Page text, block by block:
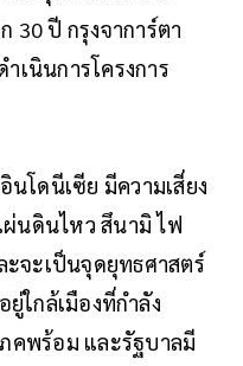
30 ปี กรุงจาการ์ตา
เนินการโครงการ
นโดนีเซีย มีความเสี่ยง
นดินไหว สึนามิ ไฟ
ะจะเป็นจุดยุทธศาสตร์
ใกล้เมืองที่กำลัง
คพร้อม และรัฐบาลมี